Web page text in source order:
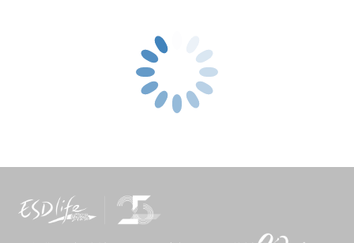
光亮粉末亦可用作Highlight，性價比十足。
@cosme香港2021美妝排行榜第
基因修復精華